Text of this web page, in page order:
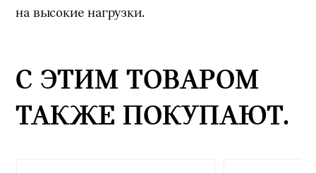
на высокие нагрузки.
С ЭТИМ ТОВАРОМ
ТАКЖЕ ПОКУПАЮТ.